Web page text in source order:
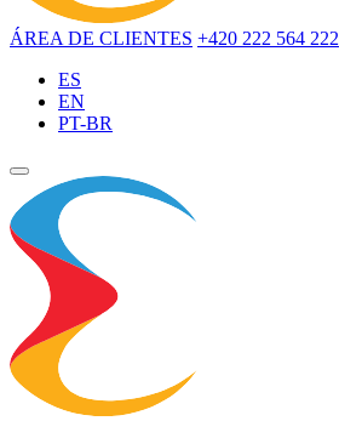
ÁREA DE CLIENTES +420 222 564 222
ES
EN
PT-BR